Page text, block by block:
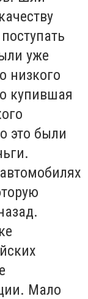
уже
низкого
купившая
это были
Мало